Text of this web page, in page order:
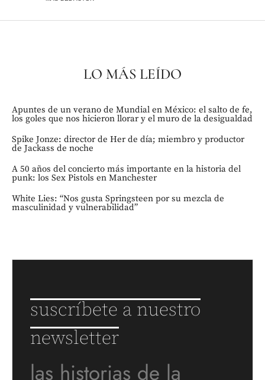
LO MÁS LEÍDO
Apuntes de un verano de Mundial en México: el salto de fe,
los goles que nos hicieron llorar y el muro de la desigualdad
Spike Jonze: director de Her de día; miembro y productor
de Jackass de noche
A 50 años del concierto más importante en la historia del
punk: los Sex Pistols en Manchester
White Lies: “Nos gusta Springsteen por su mezcla de
masculinidad y vulnerabilidad”
suscríbete a nuestro
newsletter
las historias de la